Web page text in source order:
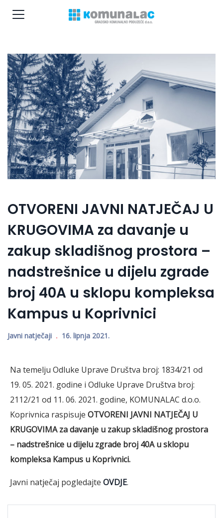
OTVORENI JAVNI NATJEČAJ U
KRUGOVIMA za davanje u
zakup skladišnog prostora –
nadstrešnice u dijelu zgrade
broj 40A u sklopu kompleksa
Kampus u Koprivnici
Javni natječaji 16. lipnja 2021.
Na temelju Odluke Uprave Društva broj: 1834/21 od
19. 05. 2021. godine i Odluke Uprave Društva broj:
2112/21 od 11. 06. 2021. godine, KOMUNALAC d.o.o.
Koprivnica raspisuje OTVORENI JAVNI NATJEČAJ U
KRUGOVIMAza davanje u zakup skladišnog prostora
– nadstrešnice u dijelu zgrade broj 40A u sklopu
kompleksa Kampus u Koprivnici.
Javni natječaj pogledajte OVDJE.